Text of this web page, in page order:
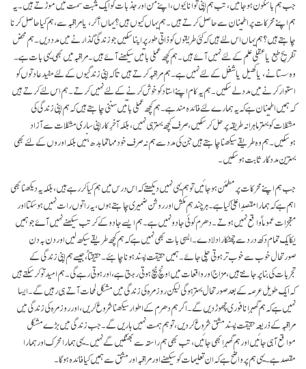
جب ہم باسکون ہوجائیں، تب ہم اپنی توانائیوں، اپنے من اور جذبات کو ایک مثبت سمت میں موڑتے ہیں۔ یہ
ہم اپنے محرکات پر اطمینان سے حاصل کرتے ہیں۔ ہم یہاں کیوں ہیں؟ یہاں آکر، یا مراقبہ سے، ہم کیا حاصل کرنا
چاہتے ہیں؟ ہم یہاں اس لئے ہیں کہ کئی طریقوں کو ذاتی طور پراپنا سکیں جو زندگی گذارنےمیں مدد دیں۔ ہم محض
تفریحِ طبع یا عقلی علم کے لئے نہیں آئے ہیں۔ ہم کچھ عملی باتیں سیکھنے آئے ہیں۔ مراقبہ میں بھی یہی بات ہے۔
وہ سستانے، یا کھیل یا شغل کے لئے نہیں ہے۔ ہم مراقبہ کرتے ہیں تا کہ اپنی زندگیوں کے لئے مفید عادتوں کو
استوار کرنے میں مدد لے سکیں۔ ہم یہ کام اپنے استاد کو خوش کرنے کے لئے نہیں کرتے ۔ ہم اس لئے کرتے ہیں
کہ ہمیں اطمینان ہے کہ یہ ہمارے لئے فائدہ مند ہے۔ ہم کچھ عملی باتیں سننی چاہتے ہیں کہ ہم اپنی زندگی کی
مشکلات کو بہتر ماہرانہ طریقہ پر حل کرسکیں، صرف کچھ بہتر ہی نہیں، بلکہ آخرِ کاراپنی ساری مشکلات سے آزاد
ہوسکیں۔ ہم وہ طریقے سیکھنا چاہتے ہیں جن کی مدد سے ہم نہ صرف خود مہاتما بدھ بنیں بلکہ اوروں کے لئے بھی
بہترین مددگار ثابت ہوسکیں۔
جب ہم اپنے محرکات پر مطمئن ہوجائیں تو ہم یہی نہیں دیکھتے کہ اس درس میں ہم کیا کررہے ہیں، بلکہ یہ دیکھنا بھی
اہم ہے کہ ہمارا مقصدِ اعلیٰ کیا ہے۔ ہرچند ہم مکش اور روشن ضمیری چاہتے ہوں، یہ راتوں رات نہیں ہوسکتا اور
معجزات عموماً واقع نہیں ہوتے۔ دھرم کوئی جادو نہیں ہے۔ ہم ایسے جادو کے کرتب سیکھنے نہیں آۓ جو ہمیں
یکایک تمام دکھ درد سے چھٹکارا دلادے۔ ایسی بات بھی نہیں ہے کہ ہم کچھ طریقے سیکھ لیں اور دن بہ دن
صورتحال خوب سے خوب تر ہوتی چلی جائے۔ ہمیں حقیقت پسند ہونا چاہئے۔ حقیقتاً، جیسے ہم اپنی زندگی کے
تجربات کی بنا پر جانتے ہیں، مزاج اور واقعات میں اونچ نیچ ہوتی رہتی ہے، اور ہوتی رہے گی۔ ہم امید تو کرسکتے ہیں
کہ ایک طویل عرصہ کے بعد صورتحال بہتر ہوگی لیکن روزمرہ کی زندگی میں مشکل لمحات آتے ہی رہیں گے۔ ایسا
نہیں ہے کہ ہم گھبرانا فوری چھوڑ دیں گے۔ اگر ہم دھرم کے اطوار سیکھنا شروع کریں، اور روزمرہ کی زندگی میں
مراقبہ کے ذریعہ حقیقت پسند مشق شروع کردیں، تو ہم ہمت نہیں ہاریں گے۔ جب زندگی میں بڑے مشکل
مواقع آہی جائیں اور ہم گھبرا بھی جائیں، تب بھی ہم راستہ سے بھٹکیں گے نہیں۔ یہی ہمارا محرک اور ہمارا
مقصد ہے۔ یہی ہم پر واضح ہے کہ ان تعلیمات کو سیکھنے اور مراقبہ اور مشق سے ہمیں کیا فائدہ ہوگا۔